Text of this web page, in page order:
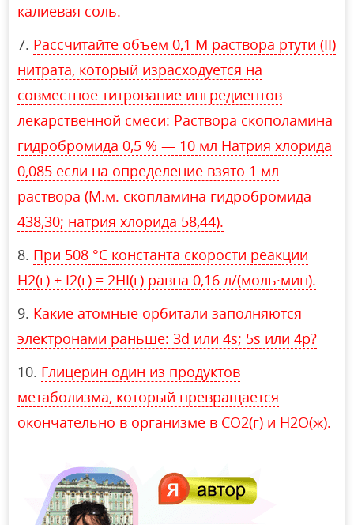
калиевая соль.
Рассчитайте объем 0,1 М раствора ртути (II)
нитрата, который израсходуется на
совместное титрование ингредиентов
лекарcтвенной смеси: Раствора скополамина
гидробромида 0,5 % — 10 мл Натрия хлорида
0,085 если на определение взято 1 мл
раствора (М.м. скопламина гидробромида
438,30; натрия хлорида 58,44).
При 508 °С константа скорости реакции
H2(г) + I2(г) = 2HI(г) равна 0,16 л/(моль·мин).
Какие атомные орбитали заполняются
электронами раньше: 3d или 4s; 5s или 4p?
Глицерин один из продуктов
метаболизма, который превращается
окончательно в организме в CO2(г) и H2O(ж).